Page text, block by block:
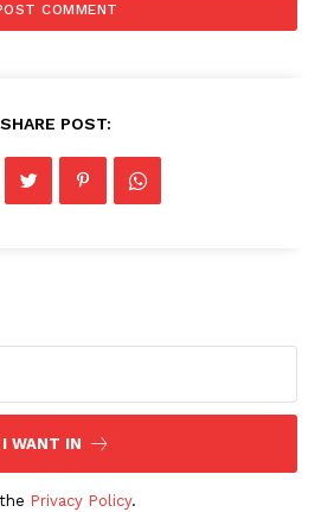
SHARE POST:
I WANT IN
Privacy Policy.